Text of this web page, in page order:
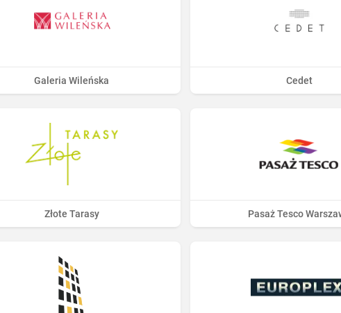
Galeria Wileńska Cedet
Złote Tarasy Pasaż Tesco